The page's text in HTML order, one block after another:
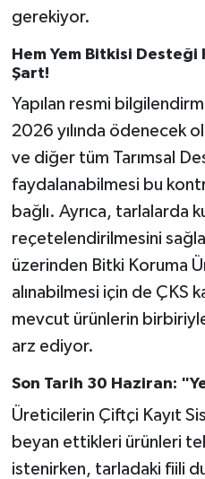
gerekiyor.
Hem Yem Bitkisi Desteği
Şart!
Yapılan resmi
2026 yılında ödenecek
ve diğer tüm Tarımsal
faydalanabilmesi bu
bağlı. Ayrıca, tarlalarda
reçetelendirilmesini
üzerinden Bitki Koruma
alınabilmesi için de ÇKS
mevcut ürünlerin
arz ediyor.
Son Tarih 30 Haziran:
Üreticilerin Çiftçi Kayıt
beyan ettikleri ürünleri
istenirken, tarladaki fiili